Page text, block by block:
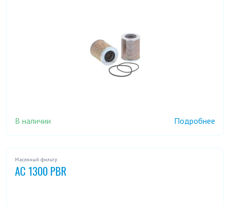
В наличии Подробнее
Масляный фильтр
AC 1300 PBR